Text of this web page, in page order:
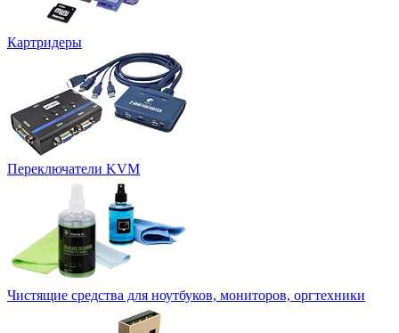
Картридеры
Переключатели KVM
Чистящие средства для ноутбуков, мониторов, оргтехники